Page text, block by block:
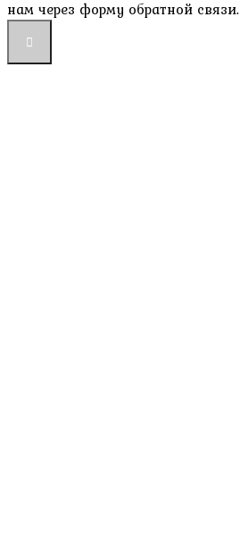
нам через форму обратной связи.